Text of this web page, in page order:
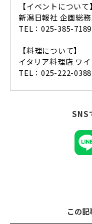
【イベントについて】
新潟日報社 企画総
TEL：025-385-
【料理について】
イタリア料理店 ワ
TEL：025-222-
SNS
この